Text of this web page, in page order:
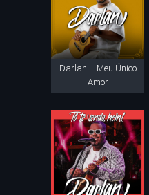
Darlan – Meu Único
Amor